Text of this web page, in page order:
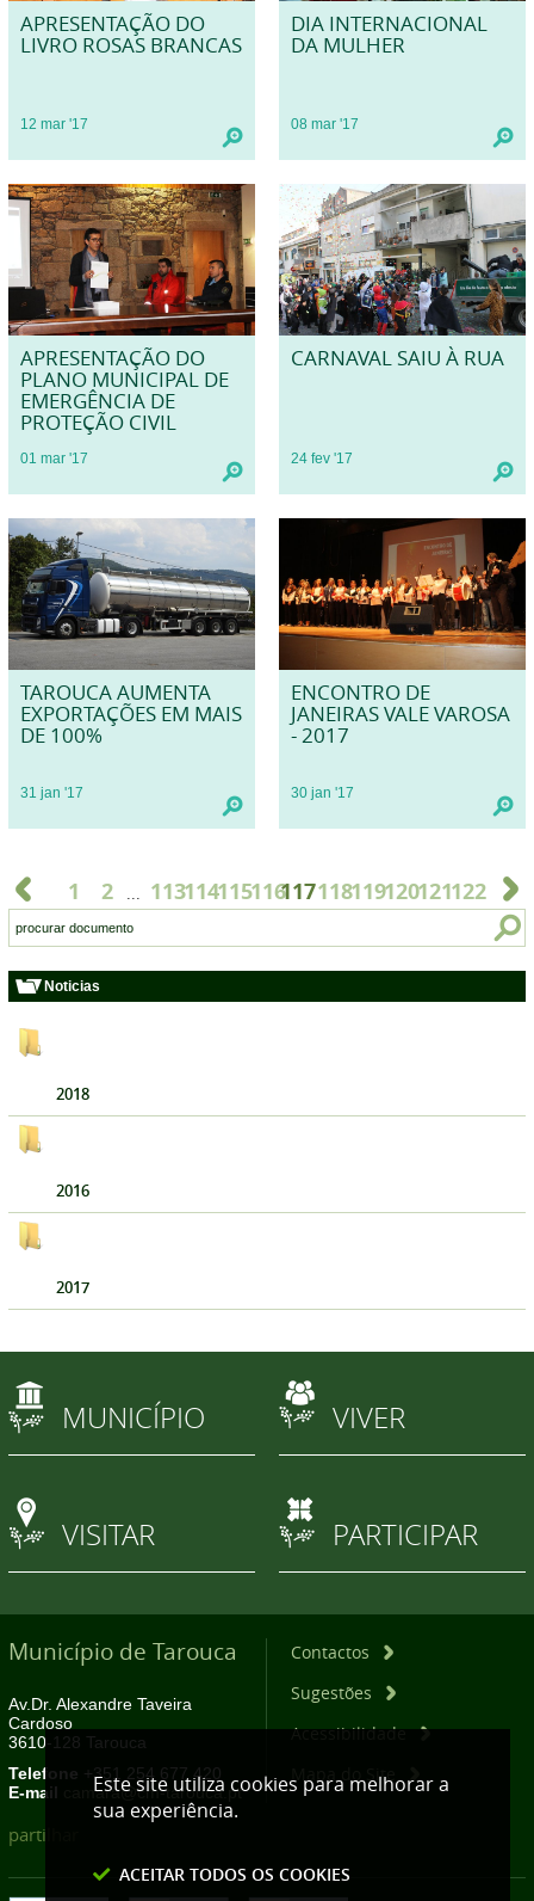
APRESENTAÇÃO DO
LIVRO ROSAS BRANCAS
12 mar '17
DIA INTERNACIONAL
DA MULHER
08 mar '17
APRESENTAÇÃO DO
PLANO MUNICIPAL DE
EMERGÊNCIA DE
PROTEÇÃO CIVIL
01 mar '17
CARNAVAL SAIU À RUA
24 fev '17
TAROUCA AUMENTA
EXPORTAÇÕES EM MAIS
DE 100%
31 jan '17
ENCONTRO DE
JANEIRAS VALE VAROSA
- 2017
30 jan '17
1 2 ... 113114115116117118119120121122
Noticias
2018
2016
2017
MUNICÍPIO VIVER
VISITAR PARTICIPAR
Município de Tarouca
Av.Dr. Alexandre Taveira
Cardoso
3610-128 Tarouca
Telefone +351 254 677 420
E-mail
camara@cm-tarouca.pt
Contactos
Sugestões
Acessibilidade
Mapa do Site
partilhar
Este site utiliza cookies para melhorar a
sua experiência.
ACEITAR TODOS OS COOKIES